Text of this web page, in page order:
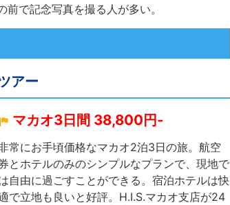
で記念写真を撮る人が多い。
アー
マカオ3日間 38,800円-
常にお手頃価格なマカオ2泊3日の旅。航空
とホテルのみのシンプルなプランで、現地で
自由に過ごすことができる。宿泊ホテルは快
で立地も良いと好評。H.I.S.マカオ支店が24